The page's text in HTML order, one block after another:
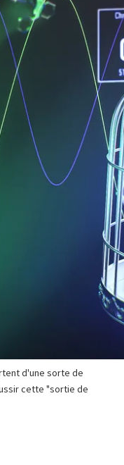
d'une sorte de
cette "sortie de